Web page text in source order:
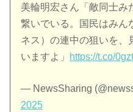
美輪明宏さん「敵同士み
繋いでいる。国民はみん
ネス）の連中の狙いを、
いますよ」
https://t.co/
— NewsSharing
2025